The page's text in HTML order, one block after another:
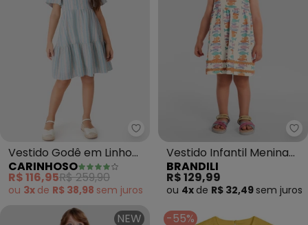
Carinhoso - Vestido Godê em
Vestido Godê em Linho
Listrado (Azul Claro)
CARINHOSO
R$ 116,95R$ 259,90
ou 3x de R$ 38,98 sem juros
Vestido Infantil Menina
em Meia Malha (Bege)
BRANDILI
R$ 129,99
ou 4x de R$ 32,49 sem juros
NEW -55%